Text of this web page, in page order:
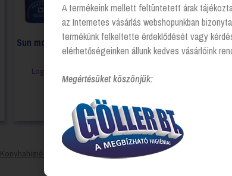
Sun mosogatótabletta –
200 db
Login to see prices
Cook Sept 30 fertőtlenítő
hatású kézi
Login to see prices
Konyhahigiénia Mosogatószerek Mosogatószer Kézi
A termékeink mellett feltüntetett árak
az Internetes vásárlás webshopunkban
termékünk felkeltette érdeklődését vagy
elérhetőségeinken állunk kedves vásárlóink
Megértésüket köszönjük: